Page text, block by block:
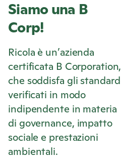
Siamo una B
Corp!
Ricola è un’azienda
certificata B Corporation,
che soddisfa gli standard
verificati in modo
indipendente in materia
di governance, impatto
sociale e prestazioni
ambientali.